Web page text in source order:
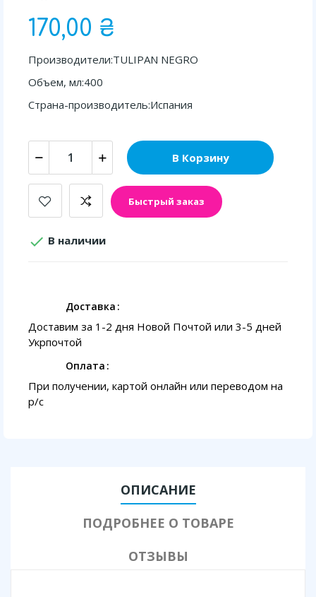
170,00 ₴
Производители:TULIPAN NEGRO
Объем, мл:400
Страна-производитель:Испания
В Корзину
Быстрый заказ
 В наличии
Доставка
Доставим за 1-2 дня Новой Почтой или 3-5 дней
Укрпочтой
Оплата
При получении, картой онлайн или переводом на
p/с
ОПИСАНИЕ
ПОДРОБНЕЕ О ТОВАРЕ
ОТЗЫВЫ